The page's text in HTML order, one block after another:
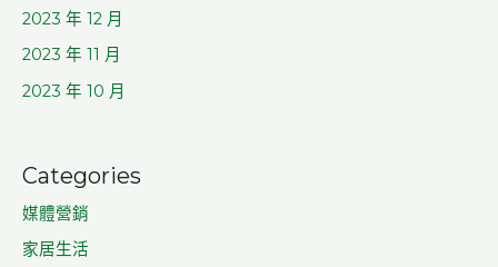
2023 年 12 月
2023 年 11 月
2023 年 10 月
Categories
媒體營銷
家居生活